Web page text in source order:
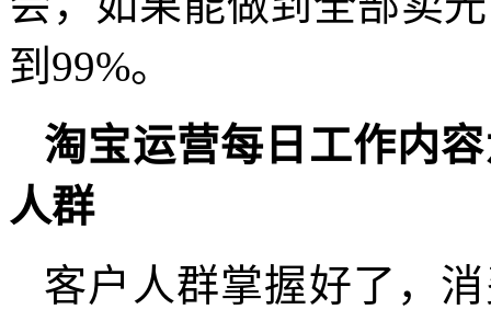
到99%。
淘宝运营每日工作内
人群
客户人群掌握好了，